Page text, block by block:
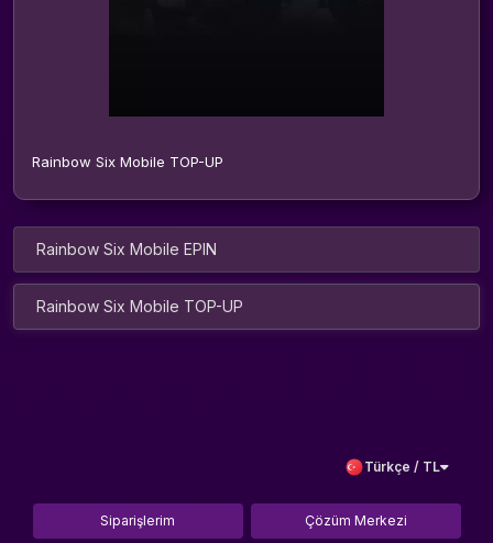
Rainbow Six Mobile TOP-UP
Rainbow Six Mobile EPIN
Rainbow Six Mobile TOP-UP
Türkçe / TL
Siparişlerim Çözüm Merkezi